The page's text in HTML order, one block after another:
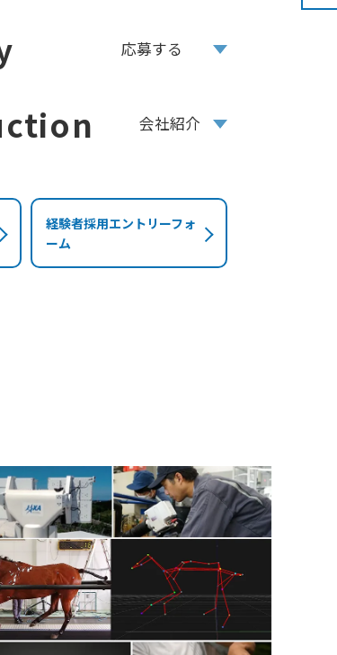
応募する
会社紹介
経験者採用エントリーフォ
ーム